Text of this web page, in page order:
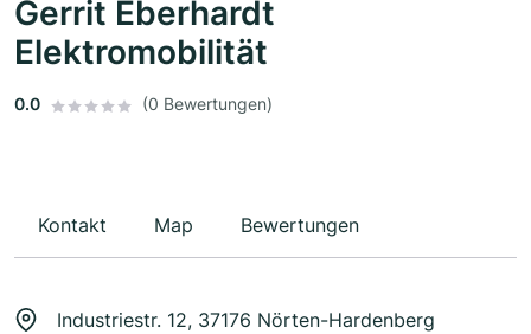
Gerrit Eberhardt
Elektromobilität
0.0 (0 Bewertungen)
Kontakt Map Bewertungen
Industriestr. 12, 37176 Nörten-Hardenberg